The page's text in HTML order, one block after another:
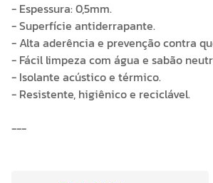
- Espessura: 0,5mm.
- Superfície antiderrapante.
- Alta aderência e prevenção contra
- Fácil limpeza com água e sabão
- Isolante acústico e térmico.
- Resistente, higiênico e reciclável.
---